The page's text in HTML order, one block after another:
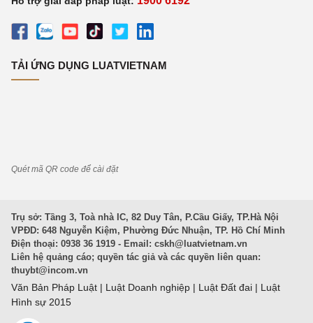
TẢI ỨNG DỤNG LUATVIETNAM
Quét mã QR code để cài đặt
Trụ sở: Tầng 3, Toà nhà IC, 82 Duy Tân, P.Cầu Giấy, TP.Hà Nội
VPĐD: 648 Nguyễn Kiệm, Phường Đức Nhuận, TP. Hồ Chí Minh
Điện thoại: 0938 36 1919 - Email: cskh@luatvietnam.vn
Liên hệ quảng cáo; quyền tác giả và các quyền liên quan:
thuybt@incom.vn
Văn Bản Pháp Luật | Luật Doanh nghiệp | Luật Đất đai | Luật
Hình sự 2015